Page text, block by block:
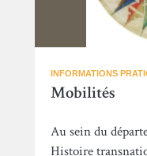
INFORMATIONS
Mobilités
Au sein du
Histoire